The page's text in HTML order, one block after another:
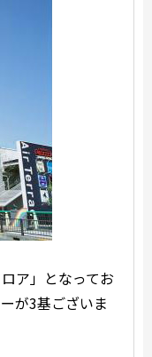
ア」となってお
が3基ございま